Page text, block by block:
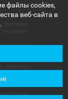
портала,
для
учетности
лицам в связи
в Общих
файлы cookies,
веб-сайта в